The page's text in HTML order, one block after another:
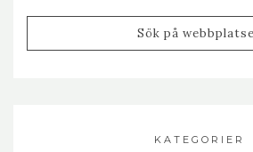
KATEGORIER